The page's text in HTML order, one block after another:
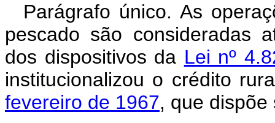
Parágrafo único. As
pescado são consideradas
dos dispositivos da Lei nº
institucionalizou o crédito
fevereiro de 1967, que